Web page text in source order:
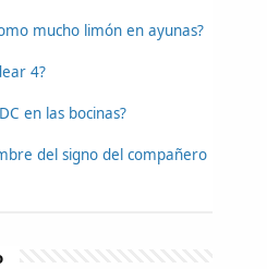
mucho limón en ayunas?
4?
en las bocinas?
del signo del compañero